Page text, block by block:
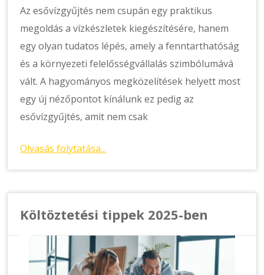
Az esővízgyűjtés nem csupán egy praktikus
megoldás a vízkészletek kiegészítésére, hanem
egy olyan tudatos lépés, amely a fenntarthatóság
és a környezeti felelősségvállalás szimbólumává
vált. A hagyományos megközelítések helyett most
egy új nézőpontot kínálunk ez pedig az
esővízgyűjtés, amit nem csak
Olvasás folytatása...
Költöztetési tippek 2025-ben